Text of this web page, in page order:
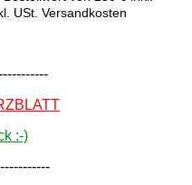
USt. Versandkosten
:-)